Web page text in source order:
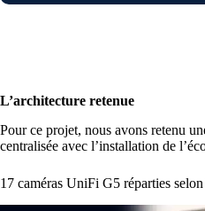
L’architecture retenue
Pour ce projet, nous avons retenu
centralisée avec l’installation de
17 caméras UniFi G5 réparties